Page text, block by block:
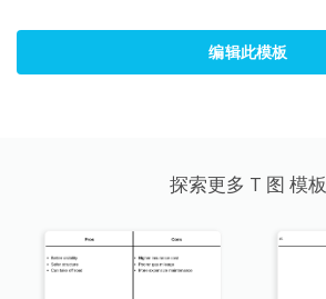
编辑此模板
探索更多 T 图 模板